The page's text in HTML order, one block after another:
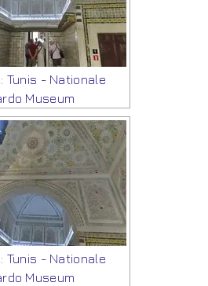
Tunis - Nationale
Museum
Tunis - Nationale
Museum